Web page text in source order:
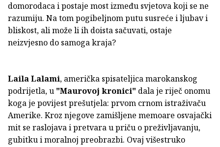
domorodaca i postaje most između svjetova koji se ne
razumiju. Na tom pogibeljnom putu susreće i ljubav i
bliskost, ali može li ih doista sačuvati, ostaje
neizvjesno do samoga kraja?
Laila Lalami, američka spisateljica marokanskog
podrijetla, u "Maurovoj kronici" dala je riječ onomu
koga je povijest prešutjela: prvom crnom istraživaču
Amerike. Kroz njegove zamišljene memoare osvajački
mit se raslojava i pretvara u priču o preživljavanju,
gubitku i moralnoj preobrazbi. Ovaj višestruko